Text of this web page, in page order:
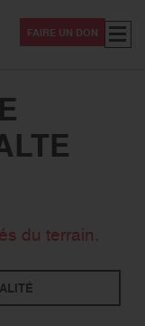
FAIRE UN DON
du terrain.